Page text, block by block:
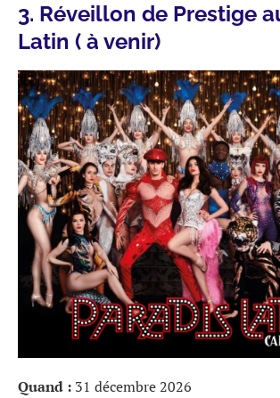
3. Réveillon de Prestige
Latin ( à venir)
Quand : 31 décembre 2026